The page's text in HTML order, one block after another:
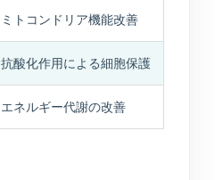
ミトコンドリア機能改善
抗酸化作用による細胞保護
エネルギー代謝の改善